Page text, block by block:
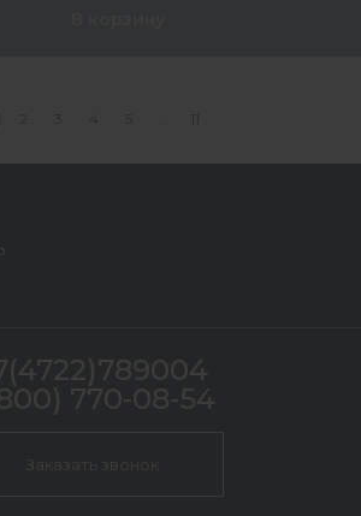
2 4 5 11
770-08-54
Заказать звонок